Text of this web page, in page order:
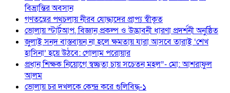
বিভ্রান্তির অবসান
গণতন্ত্রের পথচলায় নীরব যোদ্ধাদের প্রাপ্য স্বীকৃত
ভোলায় স্টার্টআপ, বিজ্ঞান প্রকল্প ও উদ্ভাবনী ধারণা প্রদর্শনী অনুষ্ঠিত
জুলাই সনদ বাস্তবায়ন না হলে ক্ষমতায় যারা আসবে তারাই ‘শেখ
হাসিনা’ হয়ে উঠবে: গোলাম পরোয়ার
প্রধান শিক্ষক নিয়োগে স্বচ্ছতা চায় সচেতন মহল”- মো: আশরাফুল
আলম
ভোলায় চর দখলকে কেন্দ্র করে গুলিবিদ্ধ-১